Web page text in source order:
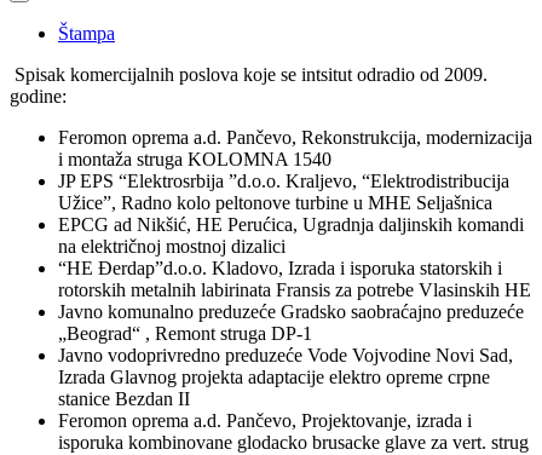
Štampa
Spisak komercijalnih poslova koje se intsitut odradio od 2009.
godine:
Feromon oprema a.d. Pančevo, Rekonstrukcija, modernizacija
i montaža struga KOLOMNA 1540
JP EPS “Elektrosrbija ”d.o.o. Kraljevo, “Elektrodistribucija
Užice”, Radno kolo peltonove turbine u MHE Seljašnica
EPCG ad Nikšić, HE Perućica, Ugradnja daljinskih komandi
na električnoj mostnoj dizalici
“HE Đerdap”d.o.o. Kladovo, Izrada i isporuka statorskih i
rotorskih metalnih labirinata Fransis za potrebe Vlasinskih HE
Javno komunalno preduzeće Gradsko saobraćajno preduzeće
„Beograd“ , Remont struga DP-1
Javno vodoprivredno preduzeće Vode Vojvodine Novi Sad,
Izrada Glavnog projekta adaptacije elektro opreme crpne
stanice Bezdan II
Feromon oprema a.d. Pančevo, Projektovanje, izrada i
isporuka kombinovane glodacko brusacke glave za vert. strug